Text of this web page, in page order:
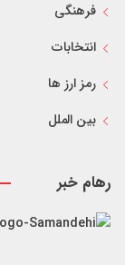
فرهنگی
انتخابات
رمز ارز ها
بین الملل
رهام خبر